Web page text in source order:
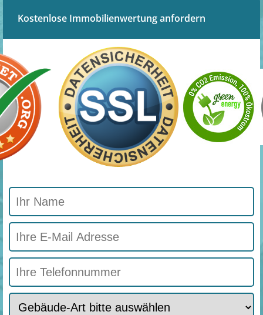
Kostenlose Immobilienwertung anfordern